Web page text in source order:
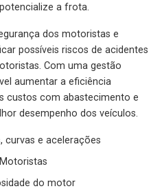
a frota.
dos motoristas e
possíveis riscos de acidentes
Com uma gestão
aumentar a eficiência
custos com abastecimento e
desempenho dos veículos.
curvas e acelerações
do motor